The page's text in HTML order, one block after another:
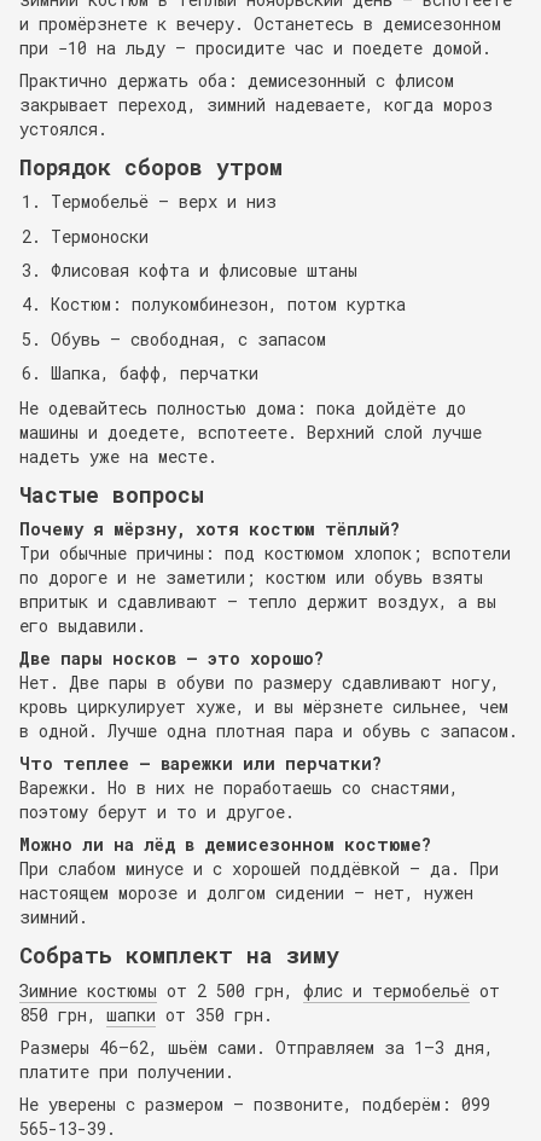
и промёрзнете к вечеру. Останетесь в демисезонном
при −10 на льду — просидите час и поедете домой.
Практично держать оба: демисезонный с флисом
закрывает переход, зимний надеваете, когда мороз
устоялся.
Порядок сборов утром
Термобельё — верх и низ
Термоноски
Флисовая кофта и флисовые штаны
Костюм: полукомбинезон, потом куртка
Обувь — свободная, с запасом
Шапка, бафф, перчатки
Не одевайтесь полностью дома: пока дойдёте до
машины и доедете, вспотеете. Верхний слой лучше
надеть уже на месте.
Частые вопросы
Почему я мёрзну, хотя костюм тёплый?
Три обычные причины: под костюмом хлопок; вспотели
по дороге и не заметили; костюм или обувь взяты
впритык и сдавливают — тепло держит воздух, а вы
его выдавили.
Две пары носков — это хорошо?
Нет. Две пары в обуви по размеру сдавливают ногу,
кровь циркулирует хуже, и вы мёрзнете сильнее, чем
в одной. Лучше одна плотная пара и обувь с запасом.
Что теплее — варежки или перчатки?
Варежки. Но в них не поработаешь со снастями,
поэтому берут и то и другое.
Можно ли на лёд в демисезонном костюме?
При слабом минусе и с хорошей поддёвкой — да. При
настоящем морозе и долгом сидении — нет, нужен
зимний.
Собрать комплект на зиму
Зимние костюмы от 2 500 грн, флис и термобельё от
850 грн, шапки от 350 грн.
Размеры 46–62, шьём сами. Отправляем за 1–3 дня,
платите при получении.
Не уверены с размером — позвоните, подберём: 099
565-13-39.